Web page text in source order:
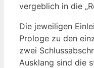
ver­geb­lich in die
Die jewei­li­gen
Pro­lo­ge zu den
zwei
Aus­klang sind die